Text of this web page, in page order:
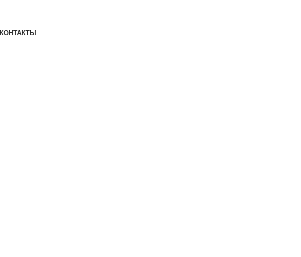
КОНТАКТЫ